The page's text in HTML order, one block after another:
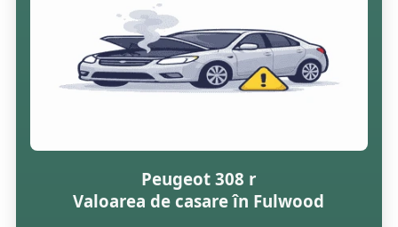
Peugeot 308 r
Valoarea de casare în Fulwood